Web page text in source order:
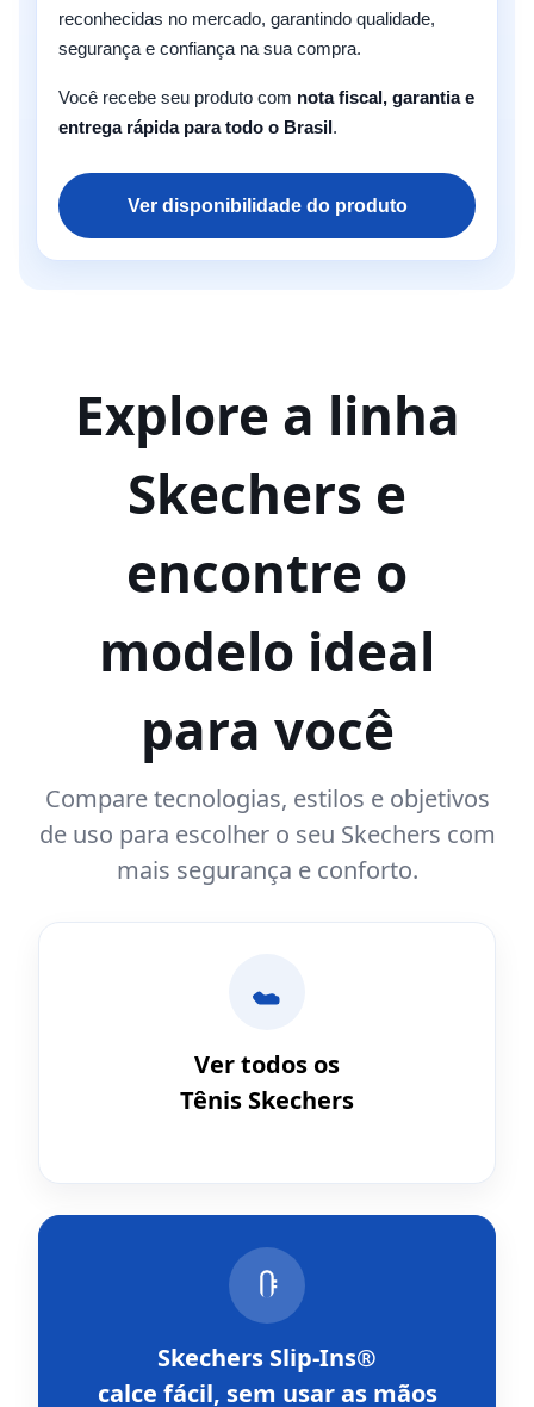
reconhecidas no mercado, garantindo qualidade,
segurança e confiança na sua compra.
Você recebe seu produto com nota fiscal, garantia e
entrega rápida para todo o Brasil.
Ver disponibilidade do produto
Explore a linha
Skechers e
encontre o
modelo ideal
para você
Compare tecnologias, estilos e objetivos
de uso para escolher o seu Skechers com
mais segurança e conforto.
Ver todos os
Tênis Skechers
Skechers Slip-Ins®
calce fácil, sem usar as mãos